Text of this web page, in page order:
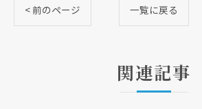
< 前のページ 一覧に戻る
関連記事